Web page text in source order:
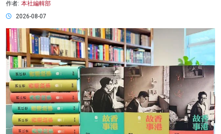
作者: 本社編輯部
2026-08-07